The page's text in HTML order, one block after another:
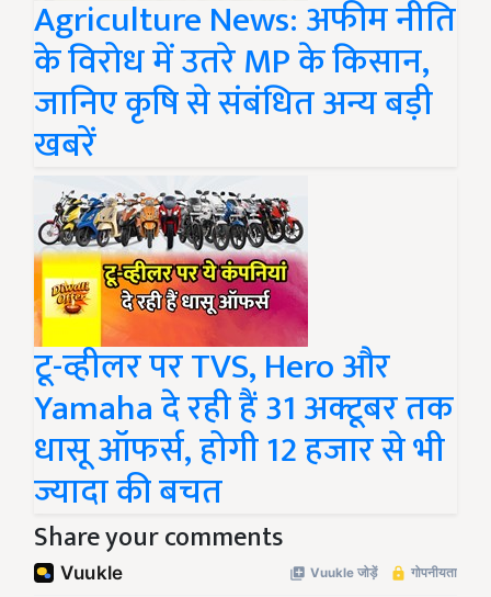
Agriculture News: अफीम नीति
के विरोध में उतरे MP के किसान,
जानिए कृषि से संबंधित अन्य बड़ी
खबरें
टू-व्हीलर पर TVS, Hero और
Yamaha दे रही हैं 31 अक्टूबर तक
धासू ऑफर्स, होगी 12 हजार से भी
ज्यादा की बचत
Share your comments